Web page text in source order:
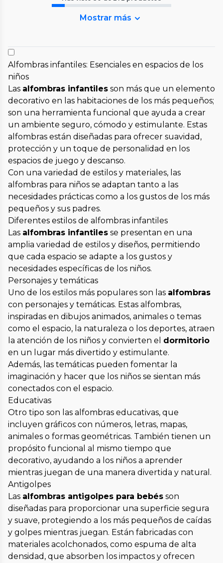
Mostrar más
Alfombras infantiles: Esenciales en espacios de los
niños
Las alfombras infantiles son más que un elemento
decorativo en las habitaciones de los más pequeños;
son una herramienta funcional que ayuda a crear
un ambiente seguro, cómodo y estimulante. Estas
alfombras están diseñadas para ofrecer suavidad,
protección y un toque de personalidad en los
espacios de juego y descanso.
Con una variedad de estilos y materiales, las
alfombras para niños se adaptan tanto a las
necesidades prácticas como a los gustos de los más
pequeños y sus padres.
Diferentes estilos de alfombras infantiles
Las alfombras infantiles se presentan en una
amplia variedad de estilos y diseños, permitiendo
que cada espacio se adapte a los gustos y
necesidades específicas de los niños.
Personajes y temáticas
Uno de los estilos más populares son las alfombras
con personajes y temáticas. Estas alfombras,
inspiradas en dibujos animados, animales o temas
como el espacio, la naturaleza o los deportes, atraen
la atención de los niños y convierten el dormitorio
en un lugar más divertido y estimulante.
Además, las temáticas pueden fomentar la
imaginación y hacer que los niños se sientan más
conectados con el espacio.
Educativas
Otro tipo son las alfombras educativas, que
incluyen gráficos con números, letras, mapas,
animales o formas geométricas. También tienen un
propósito funcional al mismo tiempo que
decorativo, ayudando a los niños a aprender
mientras juegan de una manera divertida y natural.
Antigolpes
Las alfombras antigolpes para bebés son
diseñadas para proporcionar una superficie segura
y suave, protegiendo a los más pequeños de caídas
y golpes mientras juegan. Están fabricadas con
materiales acolchonados, como espuma de alta
densidad, que absorben los impactos y ofrecen